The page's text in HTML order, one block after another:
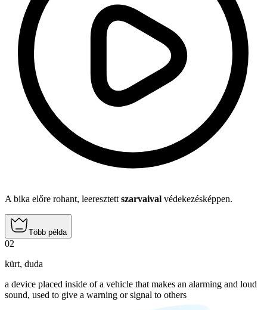
A bika előre rohant, leeresztett szarvaival védekezésképpen.
Több példa
02
kürt, duda
a device placed inside of a vehicle that makes an alarming and loud
sound, used to give a warning or signal to others